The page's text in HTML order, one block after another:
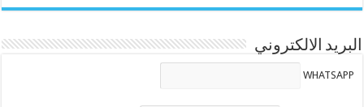
البريد الالكتروني
WHATSAPP